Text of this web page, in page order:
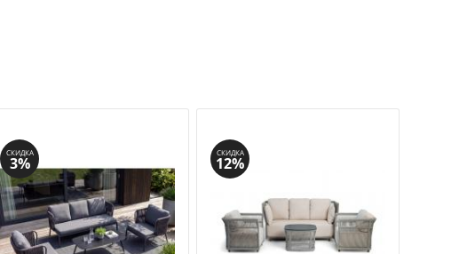
СКИДКА
3%
СКИДКА
12%